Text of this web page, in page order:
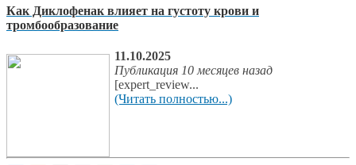
Как Диклофенак влияет на густоту крови и
тромбообразование
11.10.2025
Публикация 10 месяцев назад
[expert_review...
(Читать полностью...)